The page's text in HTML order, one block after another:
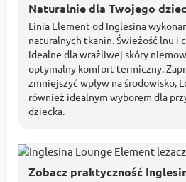
Naturalnie dla Twojego
Linia Element od Inglesina
naturalnych tkanin. Świeżość lnu i
idealne dla wrażliwej skóry
optymalny komfort termiczny.
zmniejszyć wpływ na środowisko,
również idealnym wyborem dla
dziecka.
Zobacz praktyczność